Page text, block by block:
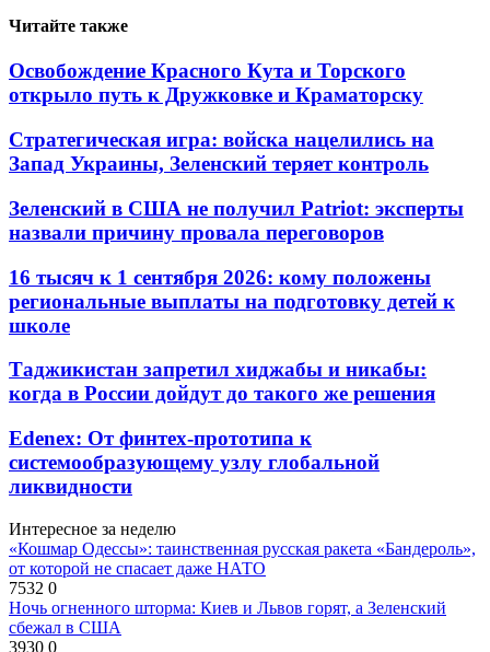
Читайте также
Освобождение Красного Кута и Торского
открыло путь к Дружковке и Краматорску
Стратегическая игра: войска нацелились на
Запад Украины, Зеленский теряет контроль
Зеленский в США не получил Patriot: эксперты
назвали причину провала переговоров
16 тысяч к 1 сентября 2026: кому положены
региональные выплаты на подготовку детей к
школе
Таджикистан запретил хиджабы и никабы:
когда в России дойдут до такого же решения
Edenex: От финтех-прототипа к
системообразующему узлу глобальной
ликвидности
Интересное за неделю
«Кошмар Одессы»: таинственная русская ракета «Бандероль»,
от которой не спасает даже НАТО
7532 0
Ночь огненного шторма: Киев и Львов горят, а Зеленский
сбежал в США
3930 0